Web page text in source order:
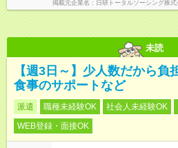
掲載元企業名 日研トータルソーシング株
未読
【週3日～】少人数だから負
食事のサポートなど
派遣 職種未経験OK 社会人未経験OK
WEB登録・面接OK